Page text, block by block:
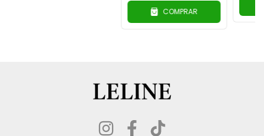
COMPRAR